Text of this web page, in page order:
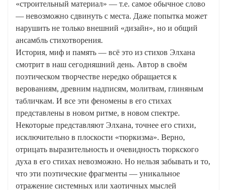
«строительный материал» — т.е. самое обычное слово
— невозможно сдвинуть с места. Даже попытка может
нарушить не только внешний «дизайн», но и общий
ансамбль стихотворения.
История, миф и память — всё это из стихов Элхана
смотрит в наш сегодняшний день. Автор в своём
поэтическом творчестве нередко обращается к
верованиям, древним надписям, молитвам, глиняным
табличкам. И все эти феномены в его стихах
представлены в новом ритме, в новом спектре.
Некоторые представляют Элхана, точнее его стихи,
исключительно в плоскости «тюркизма». Верно,
отрицать выразительность и очевидность тюркского
духа в его стихах невозможно. Но нельзя забывать и то,
что эти поэтические фрагменты — уникальное
отражение системных или хаотичных мыслей